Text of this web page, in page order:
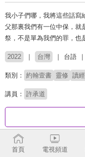
我小子們哪，我將這些話寫
父那裏我們有一位中保，就
祭，不是單為我們的罪，也
2022 台灣 台語
類別： 約翰壹書 靈修 讀經
講員： 許承道
劇集列表
首頁 電視頻道